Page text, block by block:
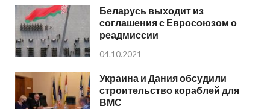
Беларусь выходит из
соглашения с Евросоюзом о
реадмиссии
04.10.2021
Украина и Дания обсудили
строительство кораблей для
ВМС